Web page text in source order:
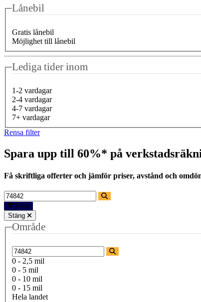
Lånebil
Gratis lånebil
Möjlighet till lånebil
Lediga tider inom
1-2 vardagar
2-4 vardagar
4-7 vardagar
7+ vardagar
Rensa filter
Spara upp till 60%* på
Få skriftliga offerter och jämför priser, avstånd och
Filter
Stäng
Område
0 - 2,5 mil
0 - 5 mil
0 - 10 mil
0 - 15 mil
Hela landet